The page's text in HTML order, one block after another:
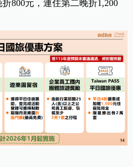
800元，連住第二晚折1,200